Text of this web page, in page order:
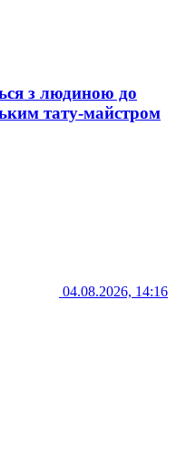
з людиною до
тату-майстром
04.08.2026, 14:16